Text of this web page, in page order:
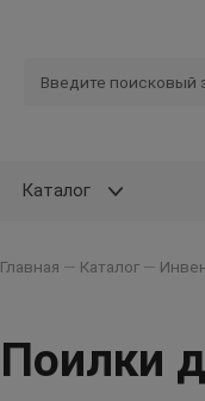
Каталог
Главная — Каталог —
Поилки